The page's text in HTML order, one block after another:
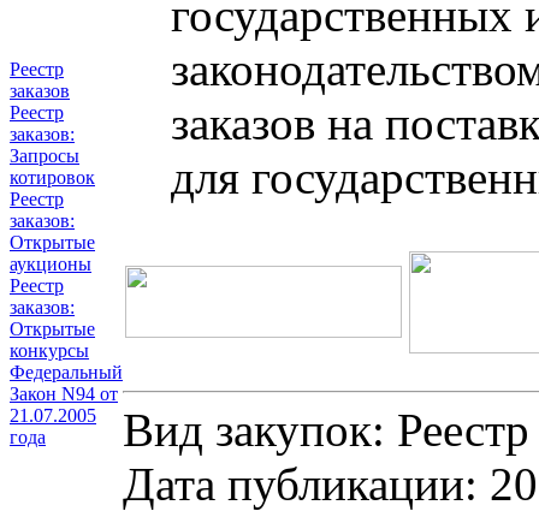
Реестр
заказов
Реестр
заказов:
Запросы
котировок
Реестр
заказов:
Открытые
аукционы
Реестр
заказов:
Открытые
конкурсы
Федеральный
Закон N94 от
21.07.2005
года
заказов на
для
Вид закупок:
Дата публикации: